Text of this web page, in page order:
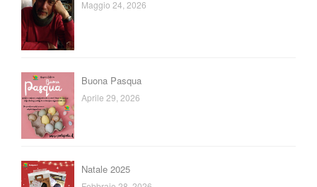
Maggio 24, 2026
Buona Pasqua
Aprile 29, 2026
Natale 2025